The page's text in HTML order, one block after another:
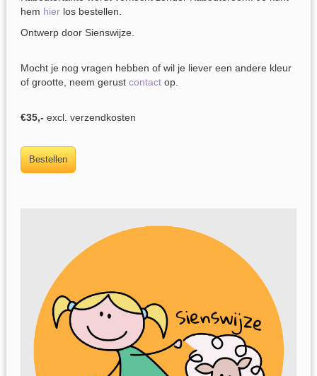
hem hierlos bestellen.
Ontwerp door Sienswijze.
Mocht je nog vragen hebben of wil je liever een andere kleur
of grootte, neem gerust contactop.
€35,- excl. verzendkosten